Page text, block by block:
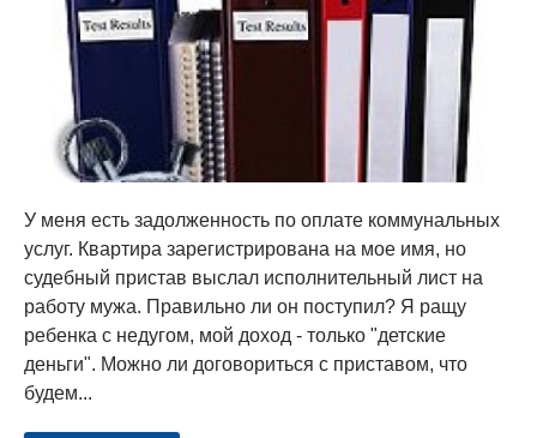
У меня есть задолженность по оплате коммунальных
услуг. Квартира зарегистрирована на мое имя, но
судебный пристав выслал исполнительный лист на
работу мужа. Правильно ли он поступил? Я ращу
ребенка с недугом, мой доход - только "детские
деньги". Можно ли договориться с приставом, что
будем...